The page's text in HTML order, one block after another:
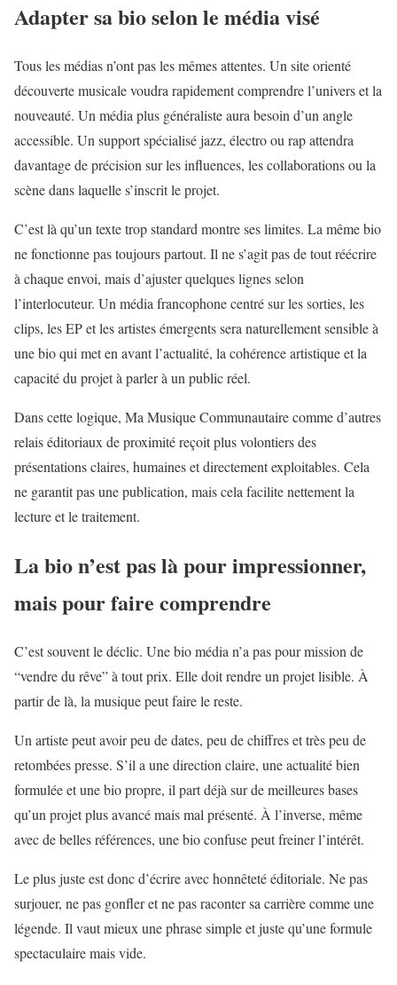
Adapter sa bio selon le média visé
Tous les médias n’ont pas les mêmes attentes. Un site orienté
découverte musicale voudra rapidement comprendre l’univers et la
nouveauté. Un média plus généraliste aura besoin d’un angle
accessible. Un support spécialisé jazz, électro ou rap attendra
davantage de précision sur les influences, les collaborations ou la
scène dans laquelle s’inscrit le projet.
C’est là qu’un texte trop standard montre ses limites. La même bio
ne fonctionne pas toujours partout. Il ne s’agit pas de tout réécrire
à chaque envoi, mais d’ajuster quelques lignes selon
l’interlocuteur. Un média francophone centré sur les sorties, les
clips, les EP et les artistes émergents sera naturellement sensible à
une bio qui met en avant l’actualité, la cohérence artistique et la
capacité du projet à parler à un public réel.
Dans cette logique, Ma Musique Communautaire comme d’autres
relais éditoriaux de proximité reçoit plus volontiers des
présentations claires, humaines et directement exploitables. Cela
ne garantit pas une publication, mais cela facilite nettement la
lecture et le traitement.
La bio n’est pas là pour impressionner,
mais pour faire comprendre
C’est souvent le déclic. Une bio média n’a pas pour mission de
“vendre du rêve” à tout prix. Elle doit rendre un projet lisible. À
partir de là, la musique peut faire le reste.
Un artiste peut avoir peu de dates, peu de chiffres et très peu de
retombées presse. S’il a une direction claire, une actualité bien
formulée et une bio propre, il part déjà sur de meilleures bases
qu’un projet plus avancé mais mal présenté. À l’inverse, même
avec de belles références, une bio confuse peut freiner l’intérêt.
Le plus juste est donc d’écrire avec honnêteté éditoriale. Ne pas
surjouer, ne pas gonfler et ne pas raconter sa carrière comme une
légende. Il vaut mieux une phrase simple et juste qu’une formule
spectaculaire mais vide.